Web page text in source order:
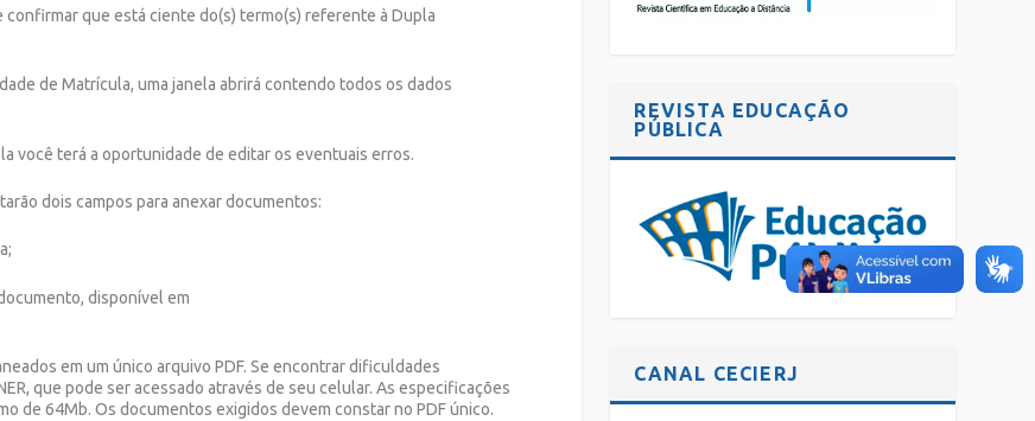
que está ciente do(s) termo(s) referente à Dupla
de Matrícula, uma janela abrirá contendo todos os dados
você terá a oportunidade de editar os eventuais erros.
dois campos para anexar documentos:
disponível em
em um único arquivo PDF. Se encontrar dificuldades
que pode ser acessado através de seu celular. As especificações
de 64Mb. Os documentos exigidos devem constar no PDF único.
REVISTA EDUCAÇÃO
PÚBLICA
CANAL CECIERJ